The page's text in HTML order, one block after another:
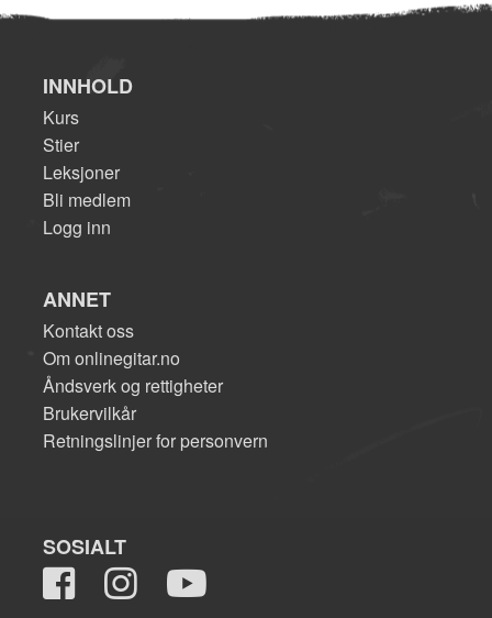
INNHOLD
Kurs
Stier
Leksjoner
Bli medlem
Logg inn
ANNET
Kontakt oss
Om onlinegitar.no
Åndsverk og rettigheter
Brukervilkår
Retningslinjer for personvern
SOSIALT